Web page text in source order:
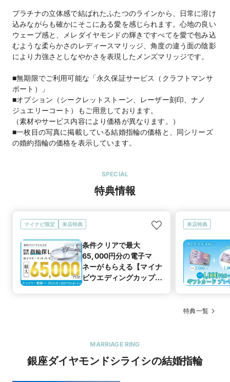
プラチナの立体感で結ばれたふたつのラインから、日常に溶け
込みながらも確かにそこにある愛を感じられます。心地の良い
ウェーブ感と、メレダイヤモンドの輝きですべてを愛で包み込
むような柔らかさのレディースマリッジ、角度の違う面の陰影
により力強さとしなやかさを表現したメンズマリッジです。
■無期限でご利用可能な「永久保証サービス（クラフトマンサ
ポート）」
■オプション（シークレットストーン、レーザー刻印、ナノ
ジュエリーコート）もご用意しております。
（素材やサービス内容により価格が異なります。）
■一枚目の写真に掲載している結婚指輪の価格と、同シリーズ
の婚約指輪の価格を表示しています。
SPECIAL
特典情報
マイナビ限定 来店特典
条件クリアで最大
65,000円分の電子マ
ネーがもらえる【マイナ
ビウエディングカップル
来店特典
特典一覧
MARRIAGE RING
銀座ダイヤモンドシライシの結婚指輪